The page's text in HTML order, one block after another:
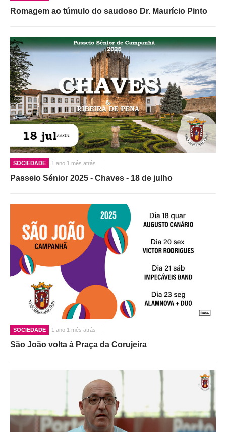
Romagem ao túmulo do saudoso Dr. Maurício Pinto
SOCIEDADE 1 ano 1 mês atrás
Passeio Sénior 2025 - Chaves - 18 de julho
SOCIEDADE 1 ano 1 mês atrás
São João volta à Praça da Corujeira